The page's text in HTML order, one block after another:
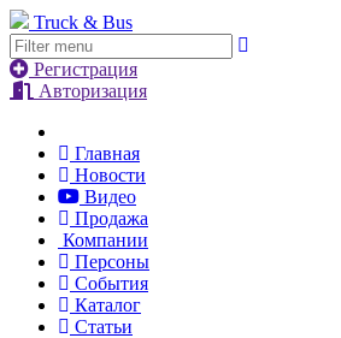
Truck & Bus
Регистрация
Авторизация
Главная
Новости
Видео
Продажа
Компании
Персоны
События
Каталог
Статьи